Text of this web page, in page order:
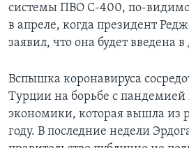
системы ПВО С-400, по-
в апреле, когда президент
заявил, что она будет введена
Вспышка коронавируса
Турции на борьбе с пандемией
экономики, которая вышла из
году. В последние недели